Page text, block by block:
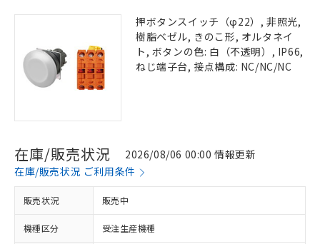
押ボタンスイッチ（φ22）, 非照光,
樹脂ベゼル, きのこ形, オルタネイ
ト, ボタンの色: 白（不透明）, IP66,
ねじ端子台, 接点構成: NC/NC/NC
在庫/販売状況
2026/08/06 00:00 情報更新
在庫/販売状況 ご利用条件
販売状況 販売中
機種区分 受注生産機種